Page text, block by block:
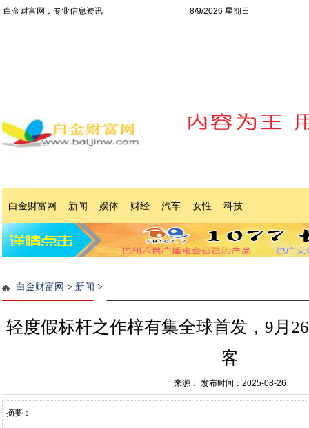
白金财富网，专业信息资讯 8/9/2026 星期日
白金财富网 新闻 娱体 财经 汽车 女性 科技
白金财富网 > 新闻 >
轻度假标杆之作梓有集全球首发，9月
客
来源： 发布时间：2025-08-26
摘要：